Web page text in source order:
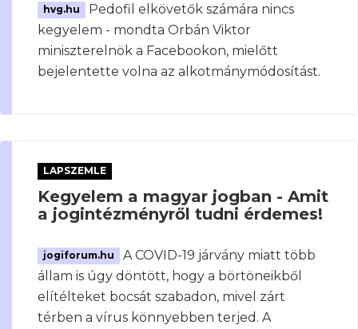
hvg.hu
Pedofil elkövetők számára nincs
kegyelem - mondta Orbán Viktor
miniszterelnök a Facebookon, mielőtt
bejelentette volna az alkotmánymódosítást.
LAPSZEMLE
Kegyelem a magyar jogban - Amit
a jogintézményről tudni érdemes!
jogiforum.hu
A COVID-19 járvány miatt több
állam is úgy döntött, hogy a börtöneikből
elítélteket bocsát szabadon, mivel zárt
térben a vírus könnyebben terjed. A